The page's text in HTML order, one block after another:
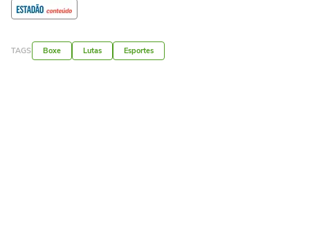
TAGS Boxe Lutas Esportes